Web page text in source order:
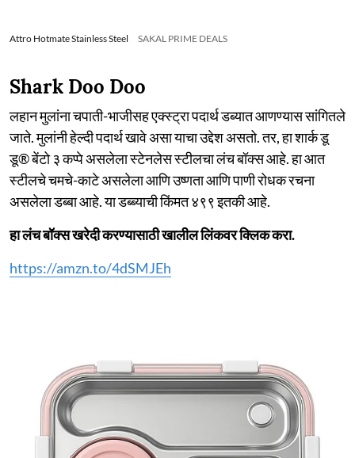
Attro Hotmate Stainless Steel SAKAL PRIME DEALS
Shark Doo Doo
लहान मुलांना चपाती-भाजीसह एक्स्ट्रा पदार्थ डब्यात आणण्यास सांगितले
जाते. मुलांनी हेल्दी पदार्थ खावे असा याचा उद्देश असतो. तर, हा शार्क डू
डू® बेंटो ३ कप्पे असलेला स्टेनलेस स्टीलचा लंच बॉक्स आहे. हा आत
स्टीलचे चमचे-काटे असलेला आणि उष्णता आणि पाणी रोधक रचना
असलेला डब्बा आहे. या डब्ब्याची किंमत ४९९ इतकी आहे.
हा लंच बॉक्स खरेदी करण्यासाठी खालील लिंकवर क्लिक करा.
https://amzn.to/4dSMJEh